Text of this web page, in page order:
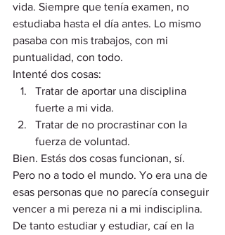
vida. Siempre que tenía examen, no
estudiaba hasta el día antes. Lo mismo
pasaba con mis trabajos, con mi
puntualidad, con todo.
Intenté dos cosas:
Tratar de aportar una disciplina
fuerte a mi vida.
Tratar de no procrastinar con la
fuerza de voluntad.
Bien. Estás dos cosas funcionan, sí.
Pero no a todo el mundo. Yo era una de
esas personas que no parecía conseguir
vencer a mi pereza ni a mi indisciplina.
De tanto estudiar y estudiar, caí en la